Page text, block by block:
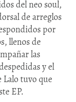
del neo soul,
de arreglos
por
llenos de
las
y el
Lalo tuvo que
EP.